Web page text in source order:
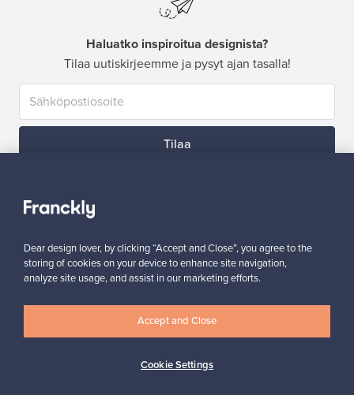
Haluatko inspiroitua designista?
Tilaa uutiskirjeemme ja pysyt ajan tasalla!
Tilaa
Aitoa designia Turvalliset maksut
Ostajan turva Asiakaspalvelun tuki
Dear design lover, by clicking “Accept and Close”, you agree to the
storing of cookies on your device to enhance site navigation,
analyze site usage, and assist in our marketing efforts.
Cookie Settings
Accept and Close